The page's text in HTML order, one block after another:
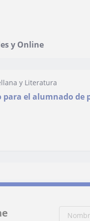
y Online
y Literatura
para el alumnado
Castellana y